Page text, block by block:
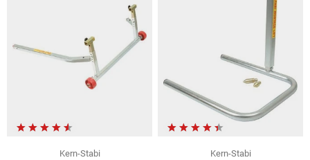
Kern-Stabi Kern-Stabi